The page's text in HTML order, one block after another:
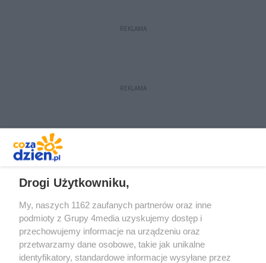
Kierowca nie odniósł większych
REKLAMA
REKLAMA
Drogi Użytkowniku,
My, naszych 1162 zaufanych partnerów oraz inne
podmioty z Grupy 4media uzyskujemy dostęp i
przechowujemy informacje na urządzeniu oraz
przetwarzamy dane osobowe, takie jak unikalne
identyfikatory, standardowe informacje wysyłane przez